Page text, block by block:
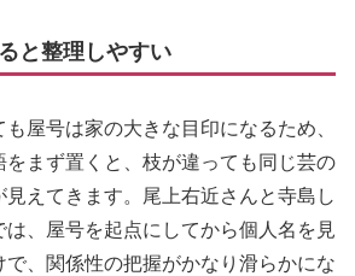
と整理しやすい
屋号は家の大きな目印になるため、
をまず置くと、枝が違っても同じ芸の
えてきます。尾上右近さんと寺島し
、屋号を起点にしてから個人名を見
で、関係性の把握がかなり滑らかにな